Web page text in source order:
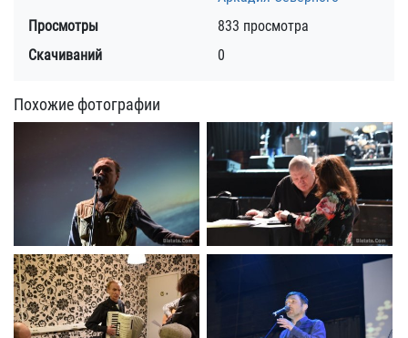
Просмотры
833 просмотра
Скачиваний
0
Похожие фотографии